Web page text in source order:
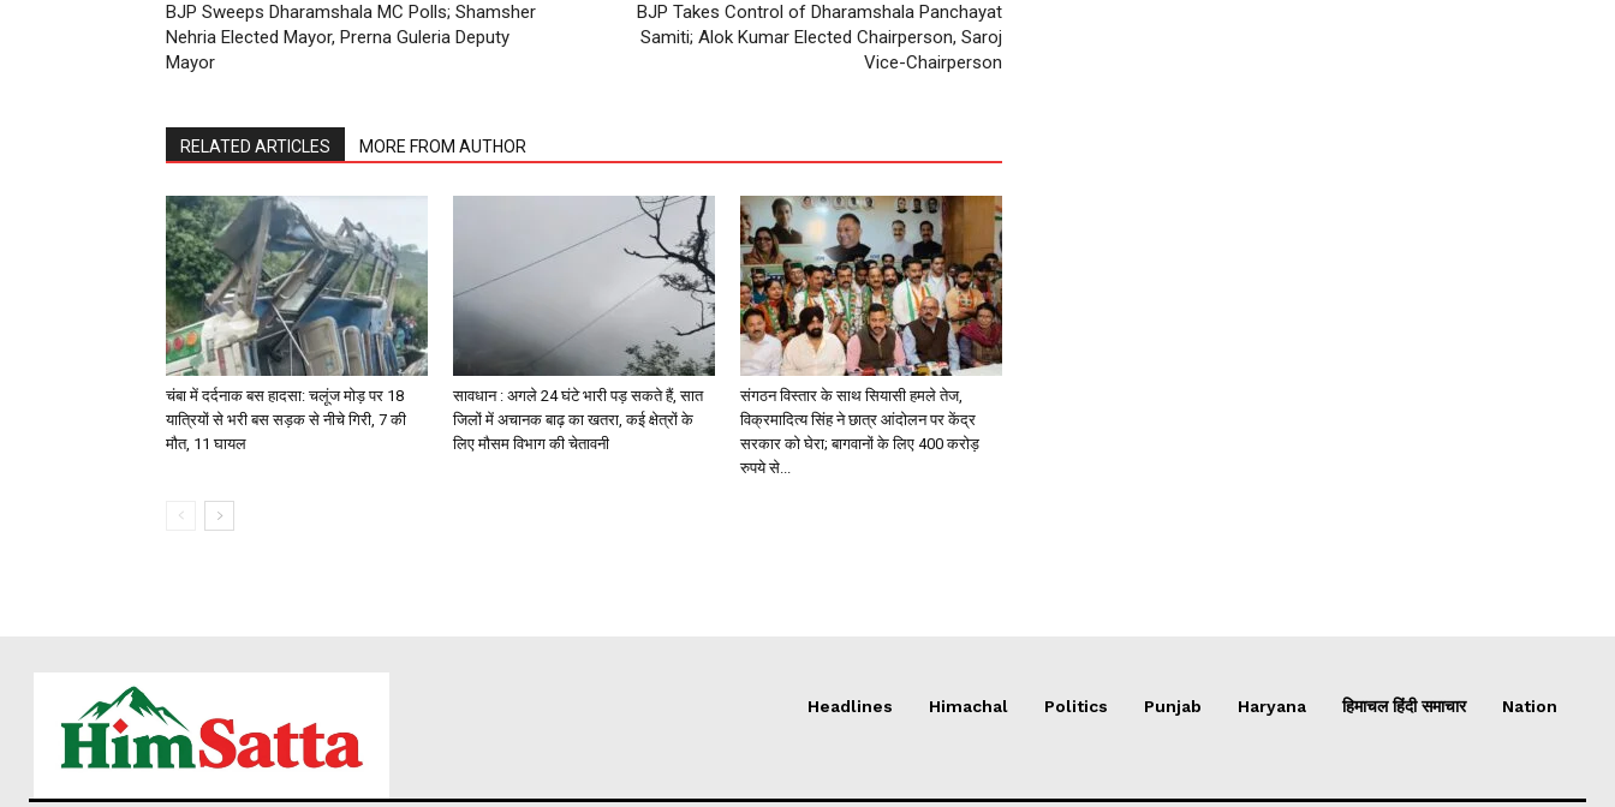
BJP Sweeps Dharamshala MC Polls; Shamsher
Nehria Elected Mayor, Prerna Guleria Deputy
Mayor
BJP Takes Control of Dharamshala Panchayat
Samiti; Alok Kumar Elected Chairperson, Saroj
Vice-Chairperson
RELATED ARTICLES MORE FROM AUTHOR
चंबा में दर्दनाक बस हादसा: चलूंज मोड़ पर 18
यात्रियों से भरी बस सड़क से नीचे गिरी, 7 की
मौत, 11 घायल
सावधान : अगले 24 घंटे भारी पड़ सकते हैं, सात
जिलों में अचानक बाढ़ का खतरा, कई क्षेत्रों के
लिए मौसम विभाग की चेतावनी
संगठन विस्तार के साथ सियासी हमले तेज,
विक्रमादित्य सिंह ने छात्र आंदोलन पर केंद्र
सरकार को घेरा; बागवानों के लिए 400 करोड़
रुपये से...
Headlines Himachal Politics Punjab Haryana हिमाचल हिंदी समाचार Nation